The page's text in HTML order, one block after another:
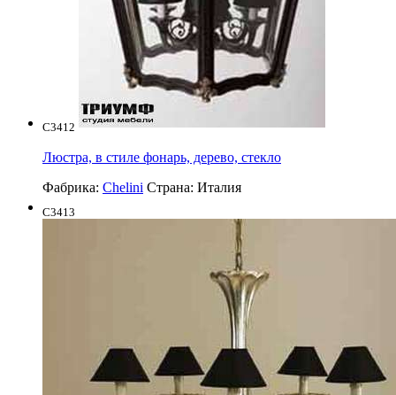
C3412
Люстра, в стиле фонарь, дерево, стекло
Фабрика: Chelini Страна: Италия
C3413